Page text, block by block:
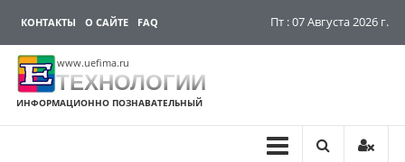
КОНТАКТЫ О САЙТЕ FAQ Пт : 07 Августа 2026 г.
www.uefima.ru
ТЕХНОЛОГИИ
ИНФОРМАЦИОННО ПОЗНАВАТЕЛЬНЫЙ